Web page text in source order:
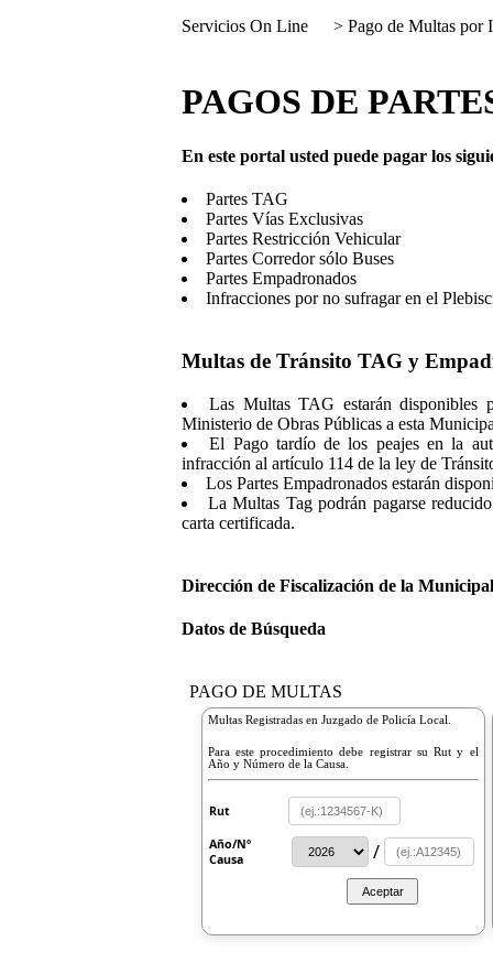
Servicios On Line > Pago de Multas por
PAGOS DE
En este portal usted puede pagar los
Partes TAG
Partes Vías Exclusivas
Partes Restricción Vehicular
Partes Corredor sólo Buses
Partes Empadronados
Infracciones por no sufragar en el
Multas de Tránsito TAG y
Las Multas TAG estarán disponibles
Ministerio de Obras Públicas a esta
El Pago tardío de los peajes en la
infracción al artículo 114 de la ley de
Los Partes Empadronados estarán
La Multas Tag podrán pagarse
carta certificada.
Dirección de Fiscalización de la
Datos de Búsqueda
PAGO DE MULTAS
Multas Registradas en Juzgado de Policía Local.
Para este procedimiento debe registrar su Rut y el
Año y Número de la Causa.
Rut
Año/Nº
Causa
/